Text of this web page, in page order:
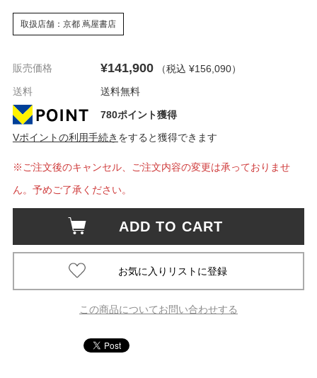
取扱店舗：京都 蔦屋書店
販売価格 ¥141,900 （税込 ¥156,090）
送料
送料無料
780ポイント獲得
Vポイントの利用手続き をすると獲得できます
※ご注文後のキャンセル、ご注文内容の変更は承っておりませ
ん。予めご了承ください。
ADD TO CART
この商品についてお問い合わせする